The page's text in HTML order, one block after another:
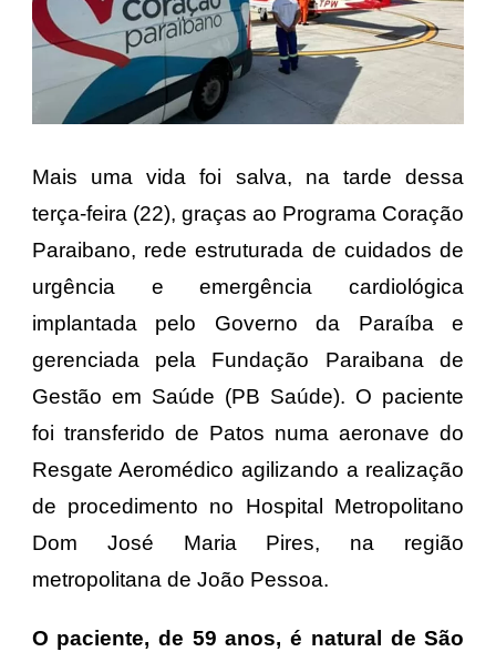
Mais uma vida foi salva, na tarde dessa
terça-feira (22), graças ao Programa Coração
Paraibano, rede estruturada de cuidados de
urgência e emergência cardiológica
implantada pelo Governo da Paraíba e
gerenciada pela Fundação Paraibana de
Gestão em Saúde (PB Saúde). O paciente
foi transferido de Patos numa aeronave do
Resgate Aeromédico agilizando a realização
de procedimento no Hospital Metropolitano
Dom José Maria Pires, na região
metropolitana de João Pessoa.
O paciente, de 59 anos, é natural de São